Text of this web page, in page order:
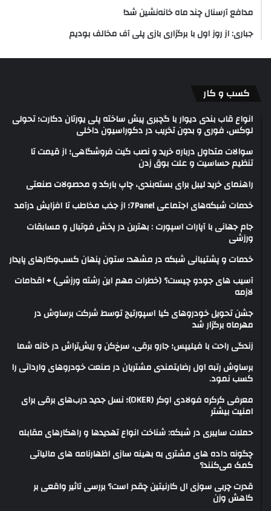
مدافع آرسنال چند ماه خانه‌نشین شد!
جباری: از روز اول با برگزاری بازی پلی آف مخالف بودیم
کسب و کار
انواع قاب بندی دیوار با گچبری پیش ساخته پلی یورتان دکارت؛ تحولی
لوکس، فوری و بدون تخریب در دکوراسیون داخلی
سوالات متداول درباره خرید و نصب گیت فروشگاهی؛ از قیمت تا
تنظیم حساسیت و علت بوق زدن
راهنمای خرید لیبل برای بسته‌بندی، چاپ بارکد و محصولات صنعتی
خدمات شبکه‌های اجتماعی 7Panel؛ از جذب مخاطب تا افزایش درآمد
جام جهانی با آپارات اسپورت : بهترین در پخش فوتبال و مسابقات
ورزشی
خدمات و پشتیبانی شبکه در مشهد؛ ستون پنهان کسب‌وکارهای پایدار
آسیب های جودو چیست؟ (خطرات مهم این رشته ورزشی) + اقدامات
لازمه
جشن تحویل خودروهای کیا اسپورتیج توسط شرکت برساوش در
مهرماه برگزار شد
زندگی راحت با فیلیپس؛ جارو برقی، سرخ‌کن و ریش‌تراش در خانه شما
برساوش رتبه اول رضایتمندی مشتریان در صنعت خودروهای وارداتی را
کسب نمود.
معرفی کرکره فولادی اوکر (OKER)؛ نسل جدید درب‌های برقی برای
امنیت بیشتر
حملات سایبری در شبکه: شناخت انواع تهدیدها و راهکارهای مقابله
چگونه داده های مشتری به بهینه سازی اظهارنامه های مالیاتی
کمک می‌کنند؟
قدرت چربی سوزی ال کارنیتین چقدر است؟ بررسی تاثیر واقعی بر
کاهش وزن